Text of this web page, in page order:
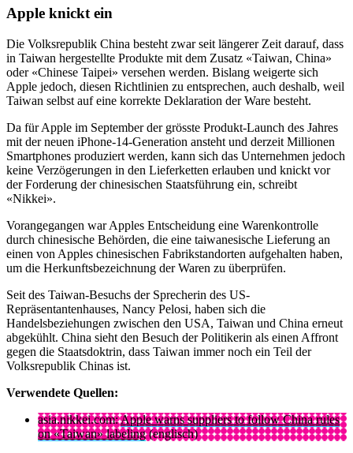
Apple knickt ein
Die Volksrepublik China besteht zwar seit längerer Zeit darauf, dass
in Taiwan hergestellte Produkte mit dem Zusatz «Taiwan, China»
oder «Chinese Taipei» versehen werden. Bislang weigerte sich
Apple jedoch, diesen Richtlinien zu entsprechen, auch deshalb, weil
Taiwan selbst auf eine korrekte Deklaration der Ware besteht.
Da für Apple im September der grösste Produkt-Launch des Jahres
mit der neuen iPhone-14-Generation ansteht und derzeit Millionen
Smartphones produziert werden, kann sich das Unternehmen jedoch
keine Verzögerungen in den Lieferketten erlauben und knickt vor
der Forderung der chinesischen Staatsführung ein, schreibt
«Nikkei».
Vorangegangen war Apples Entscheidung eine Warenkontrolle
durch chinesische Behörden, die eine taiwanesische Lieferung an
einen von Apples chinesischen Fabrikstandorten aufgehalten haben,
um die Herkunftsbezeichnung der Waren zu überprüfen.
Seit des Taiwan-Besuchs der Sprecherin des US-
Repräsentantenhauses, Nancy Pelosi, haben sich die
Handelsbeziehungen zwischen den USA, Taiwan und China erneut
abgekühlt. China sieht den Besuch der Politikerin als einen Affront
gegen die Staatsdoktrin, dass Taiwan immer noch ein Teil der
Volksrepublik Chinas ist.
Verwendete Quellen:
asia.nikkei.com:Apple warns suppliers to follow China rules
on «Taiwan» labeling(englisch)